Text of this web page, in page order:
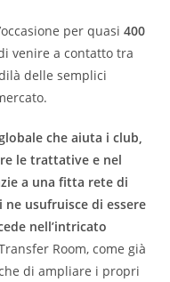
per quasi400
venire a contatto tra
delle semplici
che aiuta i club,
le trattative e nel
a una fitta rete di
usufruisce di essere
nell’intricato
Room, come già
di ampliare i propri